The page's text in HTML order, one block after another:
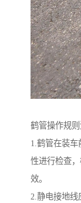
鹤管操作规则
1.鹤管在装
性进行检查
效。
2.静电接地